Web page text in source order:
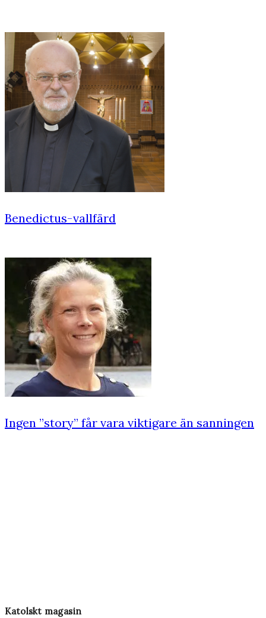
Benedictus-vallfärd
Ingen ”story” får vara viktigare än sanningen
Katolskt magasin